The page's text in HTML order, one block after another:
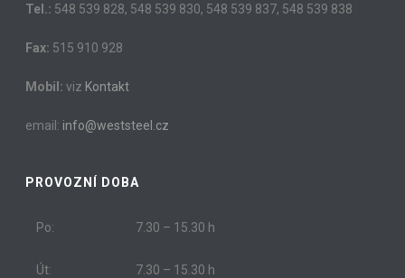
Tel.: 548 539 828, 548 539 830, 548 539 837, 548 539 838
Fax: 515 910 928
Mobil: viz Kontakt
email: info@weststeel.cz
PROVOZNÍ DOBA
Po: 7.30 – 15.30 h
Út: 7.30 – 15.30 h